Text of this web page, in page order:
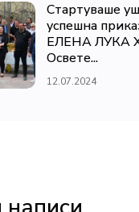
Стартуваше
успешна
ЕЛЕНА ЛУКА
Освете...
12.07.2024